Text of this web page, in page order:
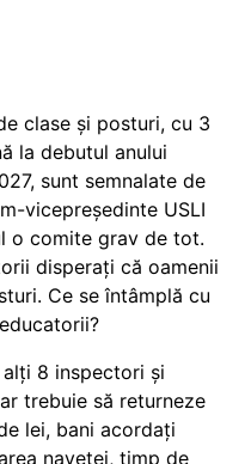
clase și posturi, cu 3
la debutul anului
sunt semnalate de
vicepreședinte USLI
o comite grav de tot.
disperați că oamenii
Ce se întâmplă cu
alți 8 inspectori și
trebuie să returneze
lei, bani acordați
navetei, timp de